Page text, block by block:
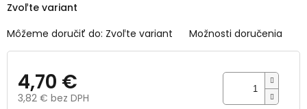
Zvoľte variant
Môžeme doručiť do: Zvoľte variant Možnosti doručenia
4,70 €
3,82 € bez DPH